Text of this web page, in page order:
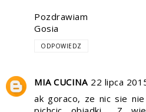
Pozdrawiam
Gosia
ODPOWIEDZ
MIA CUCINA 22 lipca
ak goraco, ze nic sie